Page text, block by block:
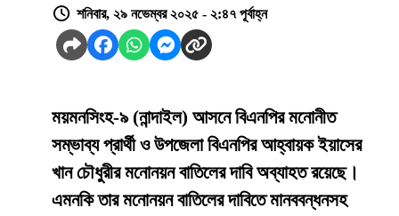
শনিবার, ২৯ নভেম্বর ২০২৫ - ২:৪৭ পূর্বাহ্ন
ময়মনসিংহ-৯ (নান্দাইল) আসনে বিএনপির মনোনীত
সম্ভাব্য প্রার্থী ও উপজেলা বিএনপির আহ্বায়ক ইয়াসের
খান চৌধুরীর মনোনয়ন বাতিলের দাবি অব্যাহত রয়েছে।
এমনকি তার মনোনয়ন বাতিলের দাবিতে মানববন্ধনসহ